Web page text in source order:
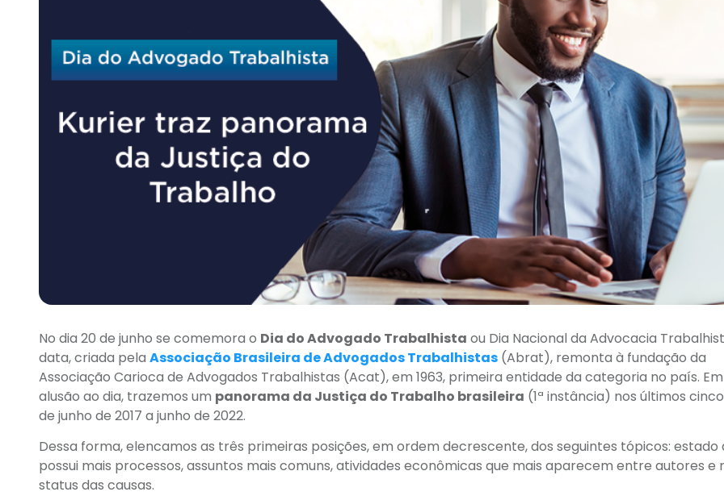
No dia 20 de junho se comemora o Dia do Advogado Trabalhista ou Dia Nacional da Advocacia
data, criada pela Associação Brasileira de Advogados Trabalhistas (Abrat), remonta à fundação da
Associação Carioca de Advogados Trabalhistas (Acat), em 1963, primeira entidade da categoria no país. Em
alusão ao dia, trazemos um panorama da Justiça do Trabalho brasileira (1ª instância) nos últimos
de junho de 2017 a junho de 2022.
Dessa forma, elencamos as três primeiras posições, em ordem decrescente, dos seguintes tópicos: estado
possui mais processos, assuntos mais comuns, atividades econômicas que mais aparecem entre autores e
status das causas.